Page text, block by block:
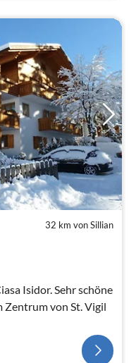
32 km von Sillian
Isidor. Sehr schöne
von St. Vigil